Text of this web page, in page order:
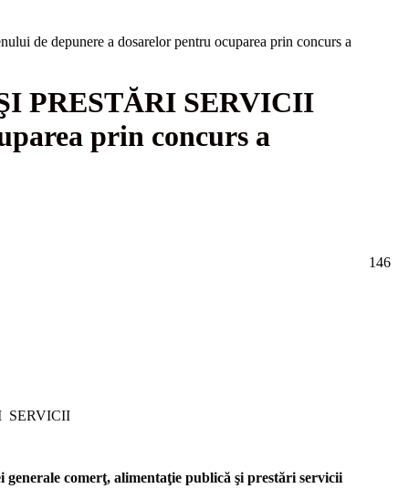
depunere a dosarelor pentru ocuparea prin concurs a
PRESTĂRI SERVICII
prin concurs a
146
SERVICII
generale comerţ, alimentaţie publică şi prestări servicii